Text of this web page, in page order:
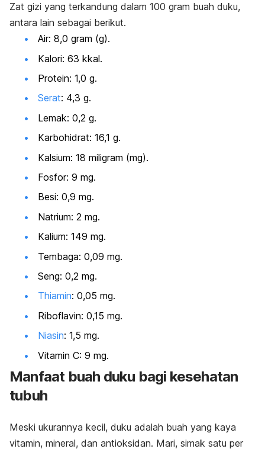
Zat gizi yang terkandung dalam 100 gram buah duku,
antara lain sebagai berikut.
Air: 8,0 gram (g).
Kalori: 63 kkal.
Protein: 1,0 g.
Serat: 4,3 g.
Lemak: 0,2 g.
Karbohidrat: 16,1 g.
Kalsium: 18 miligram (mg).
Fosfor: 9 mg.
Besi: 0,9 mg.
Natrium: 2 mg.
Kalium: 149 mg.
Tembaga: 0,09 mg.
Seng: 0,2 mg.
Thiamin: 0,05 mg.
Riboflavin: 0,15 mg.
Niasin: 1,5 mg.
Vitamin C: 9 mg.
Manfaat buah duku bagi kesehatan
tubuh
Meski ukurannya kecil, duku adalah buah yang kaya
vitamin, mineral, dan antioksidan. Mari, simak satu per